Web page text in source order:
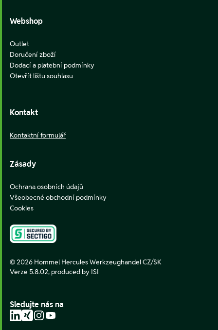
Webshop
Outlet
Doručení zboží
Dodací a platební podmínky
Otevřít lištu souhlasu
Kontakt
Kontaktní formulář
Zásady
Ochrana osobních údajů
Všeobecné obchodní podmínky
Cookies
© 2026 Hommel Hercules Werkzeughandel CZ/SK
Verze 5.8.02, produced by ISI
Sledujte nás na
LinkedIn
XingInstagram
YouTube